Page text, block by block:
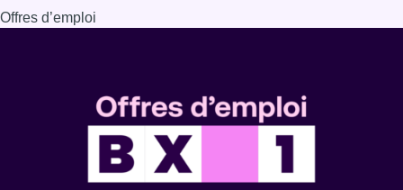
Offres d’emploi